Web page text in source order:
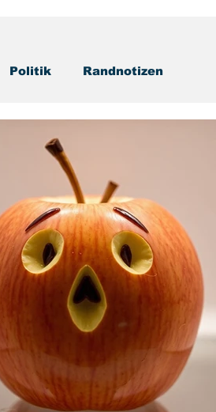
Politik Randnotizen